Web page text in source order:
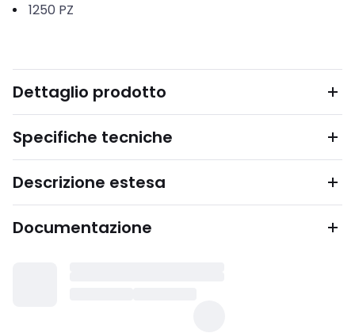
1250 PZ
Dettaglio prodotto
Specifiche tecniche
Descrizione estesa
Documentazione